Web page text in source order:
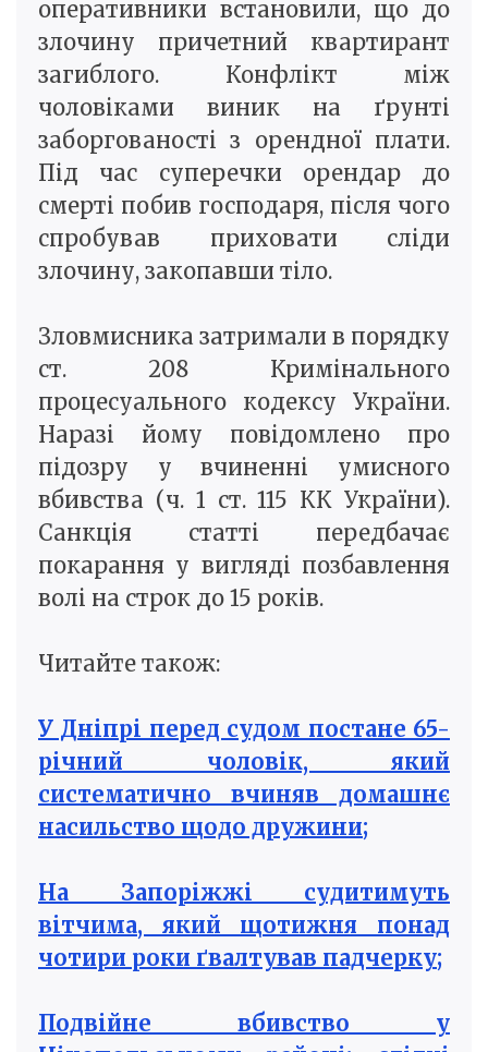
оперативники встановили, що до
злочину причетний квартирант
загиблого. Конфлікт між
чоловіками виник на ґрунті
заборгованості з орендної плати.
Під час суперечки орендар до
смерті побив господаря, після чого
спробував приховати сліди
злочину, закопавши тіло.
Зловмисника затримали в порядку
ст. 208 Кримінального
процесуального кодексу України.
Наразі йому повідомлено про
підозру у вчиненні умисного
вбивства (ч. 1 ст. 115 КК України).
Санкція статті передбачає
покарання у вигляді позбавлення
волі на строк до 15 років.
Читайте також:
У Дніпрі перед судом постане 65-
річний чоловік, який
систематично вчиняв домашнє
насильство щодо дружини;
На Запоріжжі судитимуть
вітчима, який щотижня понад
чотири роки ґвалтував падчерку;
Подвійне вбивство у